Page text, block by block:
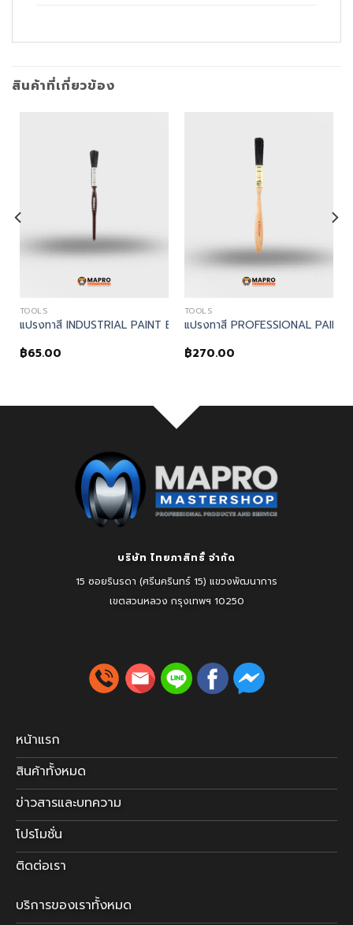
สินค้าที่เกี่ยวข้อง
TOOLS
แปรงทาสี INDUSTRIAL PAINT BRUSH – Kennedy, แปรงทาสี 1/2″
฿65.00
TOOLS
แปรงทาสี PROFESSIONAL
฿270.00
BRUSH
BRUSH – Kennedy, แปรงทาสี 2″ PROFESSIONAL PAINT BRUSH
บริษัท ไทยภาสิทธิ์ จำกัด
15 ซอยรินรดา (ศรีนครินทร์ 15) แขวงพัฒนาการ
เขตสวนหลวง กรุงเทพฯ 10250
หน้าแรก
สินค้าทั้งหมด
ข่าวสารและบทความ
โปรโมชั่น
ติดต่อเรา
บริการของเราทั้งหมด